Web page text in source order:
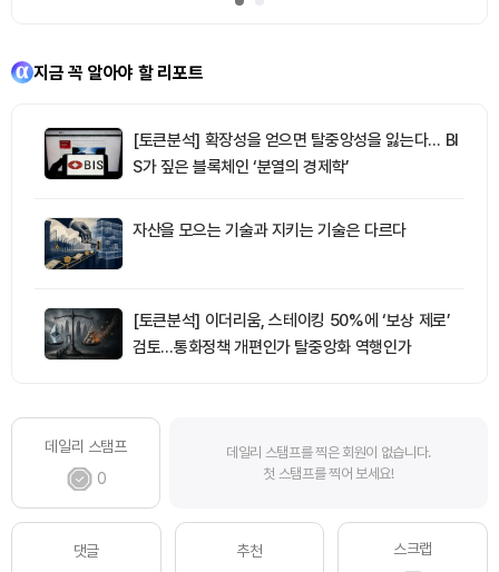
지금 꼭 알아야 할 리포트
[토큰분석] 확장성을 얻으면 탈중앙성을 잃는다… BI
S가 짚은 블록체인 ‘분열의 경제학’
자산을 모으는 기술과 지키는 기술은 다르다
[토큰분석] 이더리움, 스테이킹 50%에 ‘보상 제로’
검토…통화정책 개편인가 탈중앙화 역행인가
데일리 스탬프
0
데일리 스탬프를 찍은 회원이 없습니다.
첫 스탬프를 찍어 보세요!
댓글
추천
스크랩